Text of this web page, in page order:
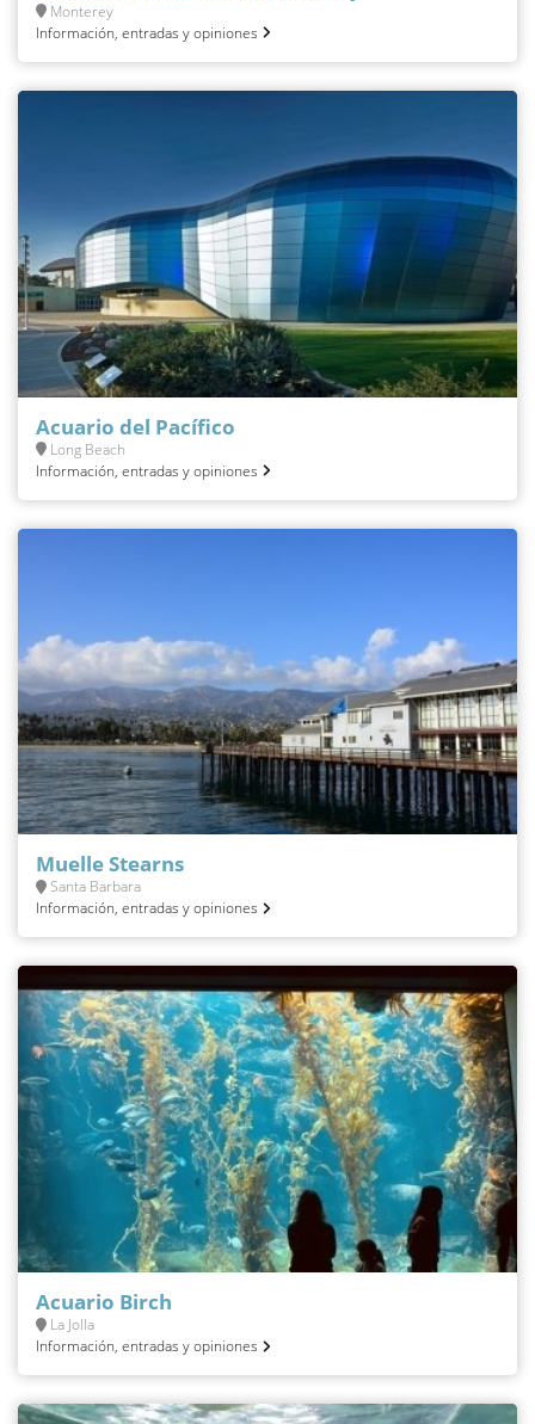
Monterey
Información, entradas y opiniones
Acuario del Pacífico
Long Beach
Información, entradas y opiniones
Muelle Stearns
Santa Barbara
Información, entradas y opiniones
Acuario Birch
La Jolla
Información, entradas y opiniones